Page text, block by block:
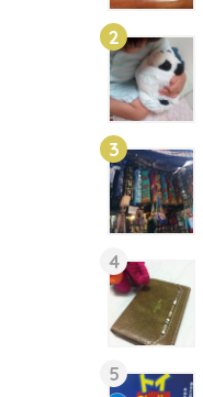
2
3
4
5